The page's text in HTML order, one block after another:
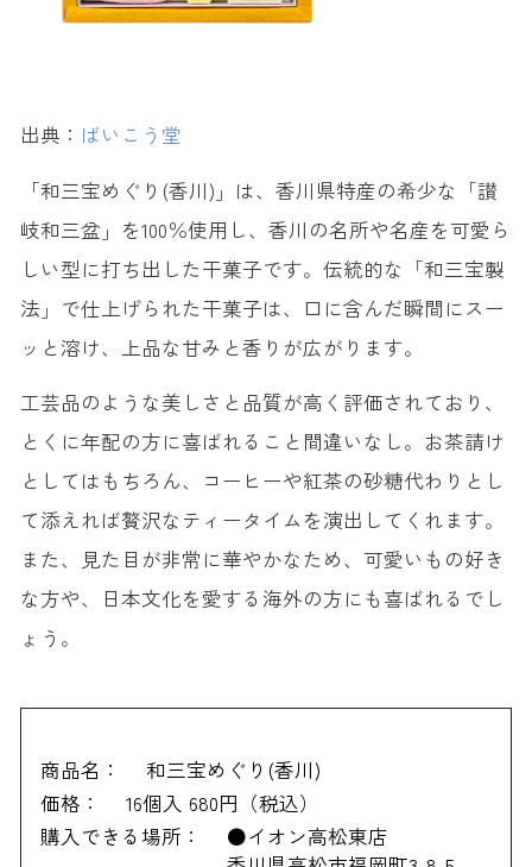
出典： ばいこう堂
「和三宝めぐり(香川)」は、香川県特産の希少な「讃
岐和三盆」を100％使用し、香川の名所や名産を可愛ら
しい型に打ち出した干菓子です。伝統的な「和三宝製
法」で仕上げられた干菓子は、口に含んだ瞬間にスー
ッと溶け、上品な甘みと香りが広がります。
工芸品のような美しさと品質が高く評価されており、
とくに年配の方に喜ばれること間違いなし。お茶請け
としてはもちろん、コーヒーや紅茶の砂糖代わりとし
て添えれば贅沢なティータイムを演出してくれます。
また、見た目が非常に華やかなため、可愛いもの好き
な方や、日本文化を愛する海外の方にも喜ばれるでし
ょう。
商品名：
和三宝めぐり(香川)
価格：
16個入 680円（税込）
購入できる場所：
●イオン高松東店